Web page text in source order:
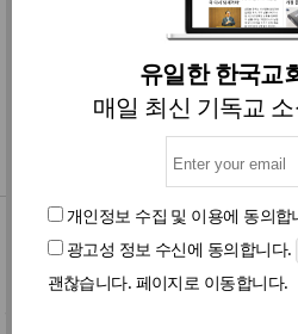
유일한 한국교
매일 최신 기독교
개인정보 수집 및 이용에 동의합
광고성 정보 수신에 동의합니다.
괜찮습니다. 페이지로 이동합니다.
입력
세자리수 환
6년만에 1,010원
원대가 붕괴됐다. 한국경